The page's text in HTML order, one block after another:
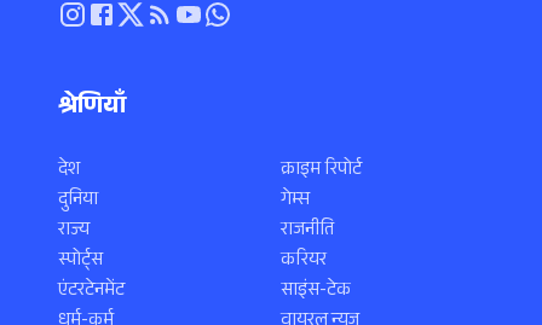
श्रेणियाँ
देश
दुनिया
राज्य
स्पोर्ट्स
एंटरटेनमेंट
क्राइम रिपोर्ट
गेम्स
राजनीति
करियर
साइंस-टेक